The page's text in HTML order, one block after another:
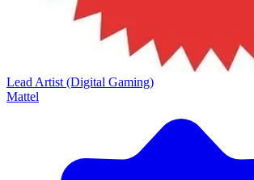
Lead Artist (Digital Gaming)
Mattel